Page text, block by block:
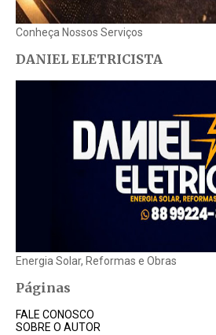
Conheça Nossos Serviços
DANIEL ELETRICISTA
Energia Solar, Reformas e Obras
Páginas
FALE CONOSCO
SOBRE O AUTOR